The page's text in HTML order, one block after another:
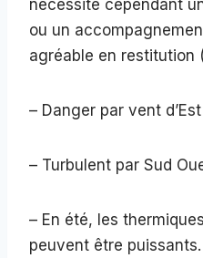
nécessite cependant
ou un
agréable en restitution
– Danger par vent
– Turbulent par Sud
– En été, les
peuvent être puissants.